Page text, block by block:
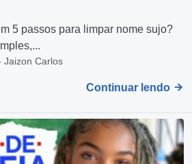
5 passos para limpar nome sujo?
Jaizon Carlos
Continuar lendo